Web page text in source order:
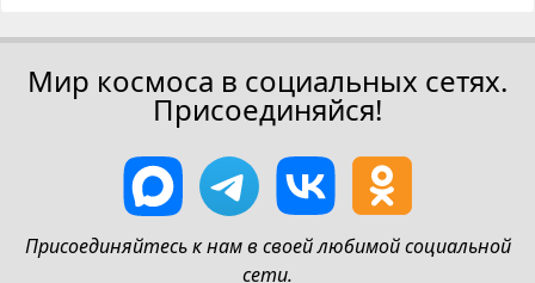
Мир космоса в социальных сетях.
Присоединяйся!
Присоединяйтесь к нам в своей любимой социальной
сети.